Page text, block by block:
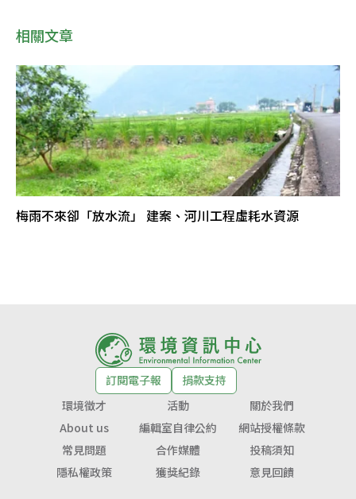
相關文章
梅雨不來卻「放水流」 建案、河川工程虛耗水資源
訂閱電子報
捐款支持
環境徵才
活動
關於我們
About us
編輯室自律公約
網站授權條款
常見問題
合作媒體
投稿須知
隱私權政策
獲獎紀錄 意見回饋